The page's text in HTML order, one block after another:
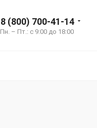
8 (800) 700-41-14
Пн. – Пт.: с 9:00 до 18:00